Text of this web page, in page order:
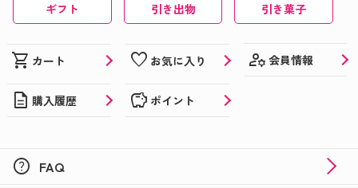
ギフト 引き出物 引き菓子
shopping_cart カート favorite お気に入り manage_accounts 会員情報
description 購入履歴 savings ポイント
help FAQ